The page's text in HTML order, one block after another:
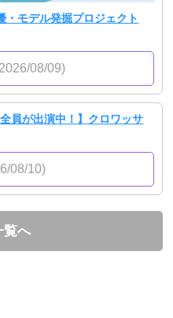
・モデル発掘プロジェクト
08/09)
員が出演中！】クロワッサ
08/10)
覧へ